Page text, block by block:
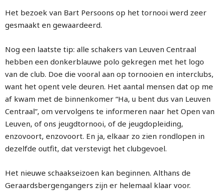
Het bezoek van Bart Persoons op het tornooi werd zeer
gesmaakt en gewaardeerd.
Nog een laatste tip: alle schakers van Leuven Centraal
hebben een donkerblauwe polo gekregen met het logo
van de club. Doe die vooral aan op tornooien en interclubs,
want het opent vele deuren. Het aantal mensen dat op me
af kwam met de binnenkomer “Ha, u bent dus van Leuven
Centraal”, om vervolgens te informeren naar het Open van
Leuven, of ons jeugdtornooi, of de jeugdopleiding,
enzovoort, enzovoort. En ja, elkaar zo zien rondlopen in
dezelfde outfit, dat verstevigt het clubgevoel.
Het nieuwe schaakseizoen kan beginnen. Althans de
Geraardsbergengangers zijn er helemaal klaar voor.